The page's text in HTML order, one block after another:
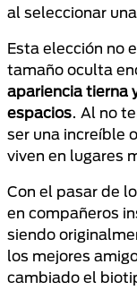
al seleccionar
Esta elección no
tamaño oculta
apariencia tierna
espacios. Al no
ser una increíble
viven en lugares
Con el pasar de
en compañeros
siendo
los mejores
cambiado el